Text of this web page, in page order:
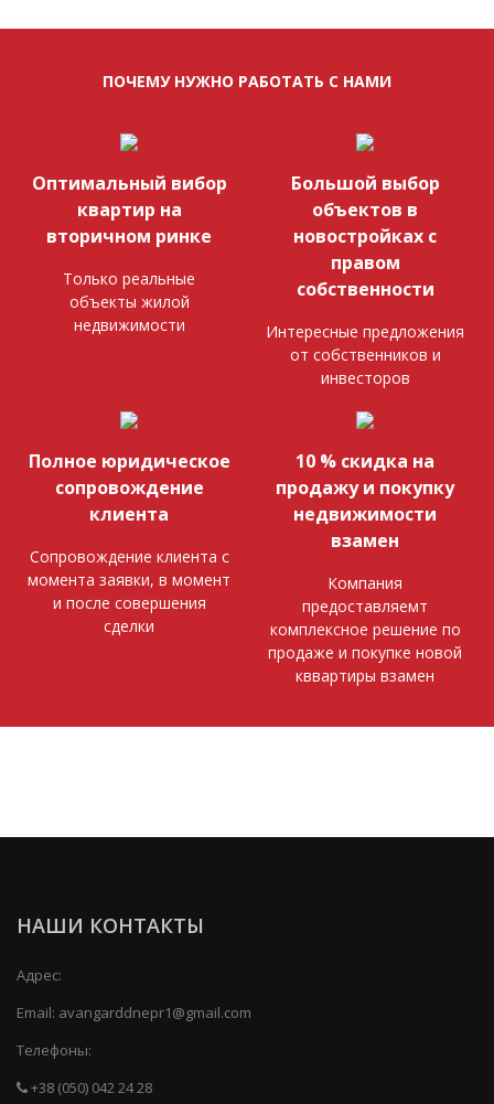
ПОЧЕМУ НУЖНО РАБОТАТЬ С НАМИ
Оптимальный вибор
квартир на
вторичном ринке
Только реальные
объекты жилой
недвижимости
Большой выбор
объектов в
новостройках с
правом
собственности
Интересные предложения
от собственников и
инвесторов
Полное юридическое
сопровождение
клиента
Сопровождение клиента с
момента заявки, в момент
и после совершения
сделки
10 % скидка на
продажу и покупку
недвижимости
взамен
Компания
предоставляемт
комплексное решение по
продаже и покупке новой
кввартиры взамен
НАШИ КОНТАКТЫ
Адрес:
Email: avangarddnepr1@gmail.com
Телефоны:
+38 (050) 042 24 28